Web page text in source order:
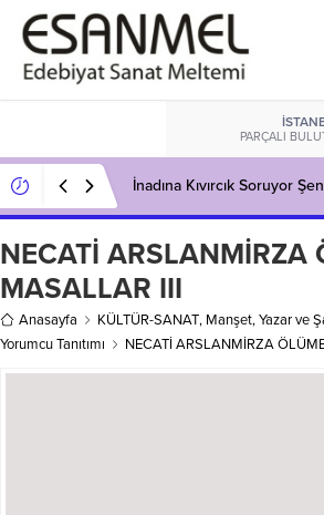
PARÇALI
İnadına Kıvırcık Soruyor
NECATİ ARSLANMİRZA
MASALLAR III
Anasayfa KÜLTÜR-SANAT, Manşet,Yazar ve
Yorumcu Tanıtımı
NECATİ ARSLANMİRZA